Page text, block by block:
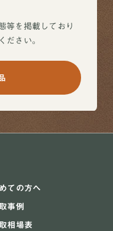
等を掲載しており
ださい。
ての方へ
事例
相場表